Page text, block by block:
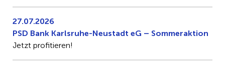
27.07.2026
PSD Bank Karlsruhe-Neustadt eG – Sommeraktion
Jetzt profitieren!